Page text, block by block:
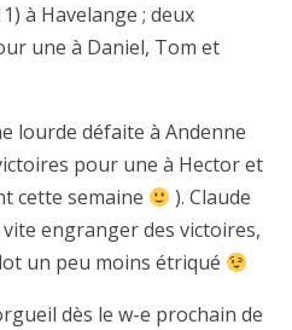
à Havelange ; deux
une à Daniel, Tom et
lourde défaite à Andenne
pour une à Hector et
cette semaine
). Claude
engranger des victoires,
un peu moins étriqué
dès le w-e prochain de